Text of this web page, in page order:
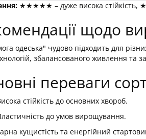
★★★★★ – дуже висока
щодо
одеська" чудово підходить для
збалансованого живлення та
переваги
стійкість до основних хвороб.
до умов вирощування.
кущистість та енергійний